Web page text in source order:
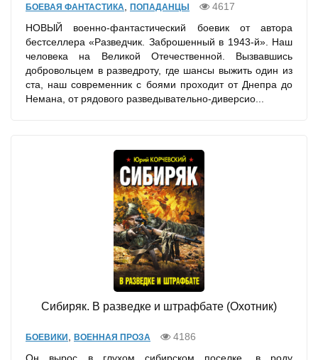
БОЕВАЯ ФАНТАСТИКА ПОПАДАНЦЫ
4617
НОВЫЙ военно-фантастический боевик от автора
бестселлера «Разведчик. Заброшенный в 1943-й». Наш
человека на Великой Отечественной. Вызвавшись
добровольцем в разведроту, где шансы выжить один из
ста, наш современник с боями проходит от Днепра до
Немана, от рядового разведывательно-диверсио...
Сибиряк. В разведке и штрафбате (Охотник)
БОЕВИКИ ВОЕННАЯ ПРОЗА
4186